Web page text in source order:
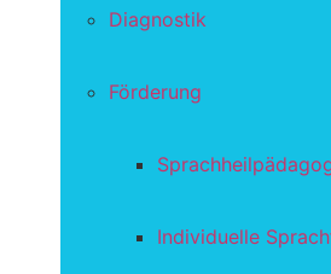
Diagnostik
Förderung
Individuelle